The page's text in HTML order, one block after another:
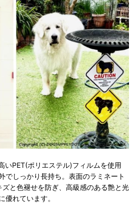
いPET(ポリエステル)フィルムを使用
でしっかり長持ち。表面のラミネート
と色褪せを防ぎ、高級感のある艶と光
優れています。